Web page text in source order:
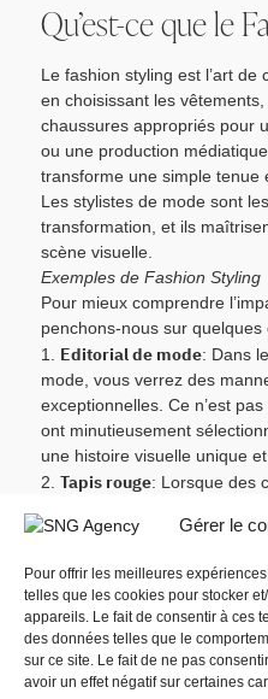
Gérer le
Pour offrir les meilleures
telles que les cookies pour stocker
appareils. Le fait de consentir à ces
des données telles que le
sur ce site. Le fait de ne pas
avoir un effet négatif sur certaines
Qu’est-ce que le
Le fashion styling est l’art
en choisissant les
chaussures appropriés pour
ou une production
transforme une simple tenue
Les stylistes de mode sont
transformation, et ils
scène visuelle.
Exemples de Fashion Styling
Pour mieux comprendre
penchons-nous sur
1. Editorial de mode: Dans
mode, vous verrez des
exceptionnelles. Ce n’est
ont minutieusement
une histoire visuelle unique
2. Tapis rouge: Lorsque des
du travail acharné des
photographes et les
3.Émissions de télévision:
ne portent pas des tenues
des looks qui correspondent
présentateur, tout en tenant